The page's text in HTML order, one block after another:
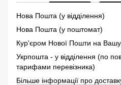
Нова Пошта (у відділення)
Нова Пошта (у поштомат)
Кур'єром Нової Пошти на
Укрпошта - у відділення (по
тарифами перевізника)
Більше інформації про